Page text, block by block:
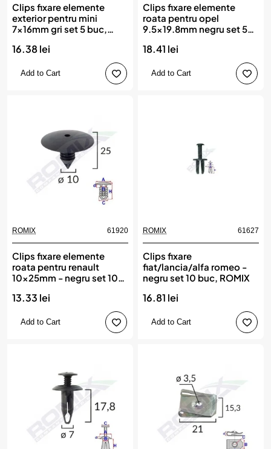
Clips fixare elemente
exterior pentru mini
7x16mm gri set 5 buc,
16.38 lei
Add to Cart
Clips fixare elemente
roata pentru opel
9.5x19.8mm negru set 5
18.41 lei
Add to Cart
ROMIX 61920
Clips fixare elemente
roata pentru renault
10x25mm - negru set 10
13.33 lei
Add to Cart
ROMIX 61627
Clips fixare
fiat/lancia/alfa romeo -
negru set 10 buc, ROMIX
16.81 lei
Add to Cart